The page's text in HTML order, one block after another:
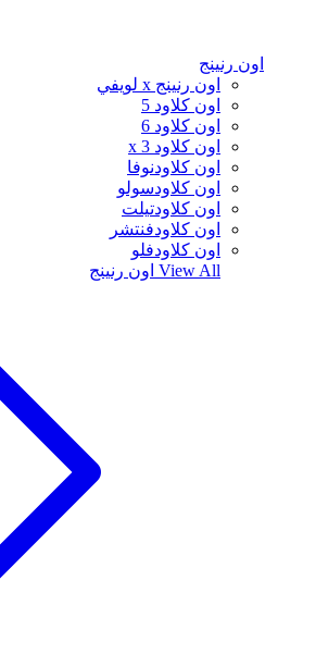
اون رنينج
اون رنينج x لويفي
اون كلاود 5
اون كلاود 6
اون كلاود x 3
اون كلاودنوفا
اون كلاودسولو
اون كلاودتيلت
اون كلاودفنتشر
اون كلاودفلو
View All اون رنينج